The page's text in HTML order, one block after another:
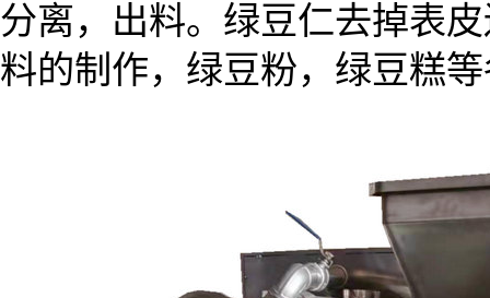
分离，出料。绿豆仁去掉表
料的制作，绿豆粉，绿豆糕